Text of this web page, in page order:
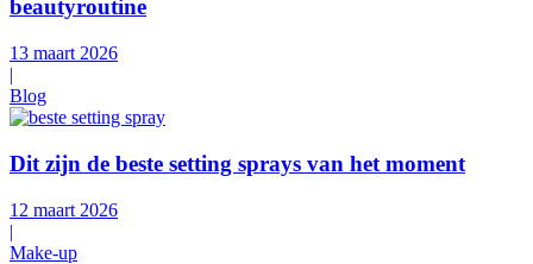
beautyroutine
13 maart 2026
|
Blog
Dit zijn de beste setting sprays van het moment
12 maart 2026
|
Make-up